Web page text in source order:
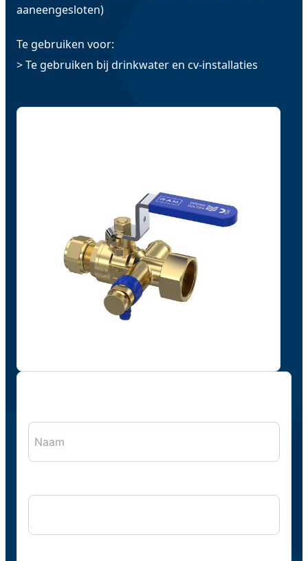
aaneengesloten)
Te gebruiken voor:
> Te gebruiken bij drinkwater en cv-installaties